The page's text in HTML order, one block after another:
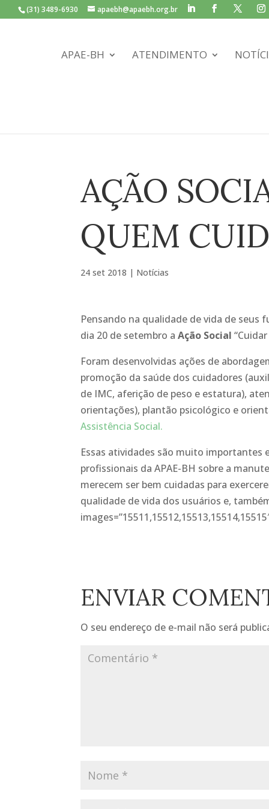
(31) 3489-6930 apaebh@apaebh.org.br
APAE-BH ATENDIMENTO
AÇÃO
QUEM
24 set 2018 | Notícias
Pensando na qualidade de vida de seus
dia 20 de setembro aAção Social
Foram desenvolvidas ações de
promoção da saúde dos cuidadores
de IMC, aferição de peso e estatura),
orientações), plantão psicológico e
Assistência Social.
Essas atividades são muito importantes
profissionais da APAE-BH sobre a
merecem ser bem cuidadas para
qualidade de vida dos usuários e,
ENVIAR
O seu endereço de e-mail não será